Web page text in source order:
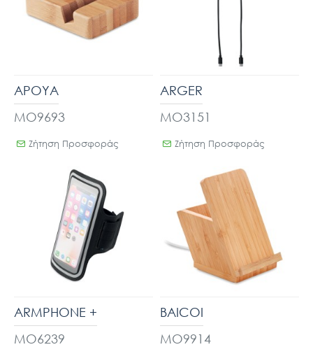
MO9693
APOYA
Ζήτηση Προσφοράς
MO3151
ARGER
Ζήτηση Προσφοράς
MO6239
ARMPHONE +
MO9914
BAICOI